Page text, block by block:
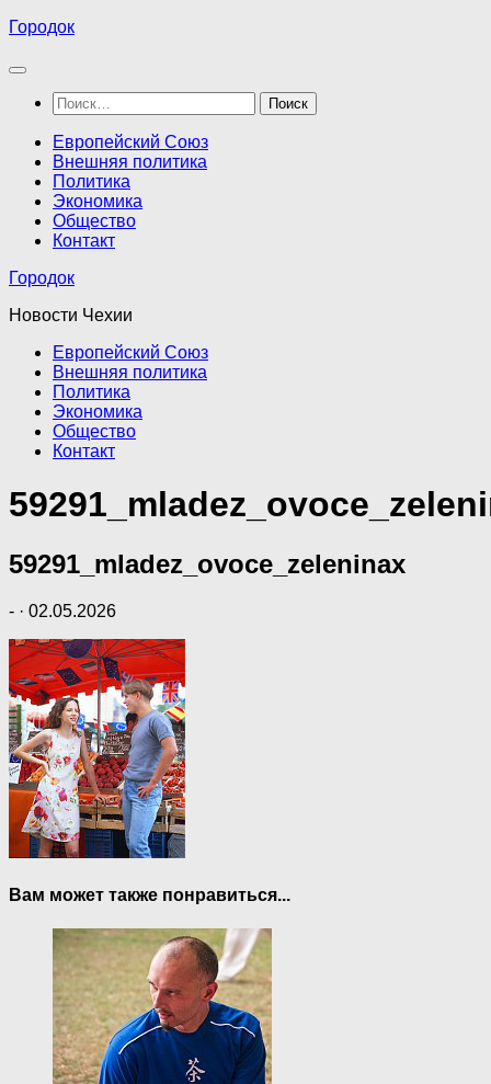
Перейти
содержимому
Городок
Найти:
Европейский Союз
Внешняя политика
Политика
Экономика
Общество
Контакт
Городок
Новости Чехии
Европейский Союз
Внешняя политика
Политика
Экономика
Общество
Контакт
59291_mladez_ovoce_zeleninax
- · 02.05.2026
Вам может также понравиться...